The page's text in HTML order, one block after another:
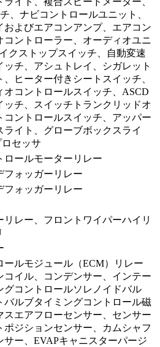
、ナビコントロールユニット、
およびエアコンアンプ、エアコン
コントローラー、オーディオユニ
クストップスイッチ、自動変速
ッチ、アシュトレイ、シガレット
ヒーター付きシートスイッチ、
オコントロールスイッチ、ASCD
ッチ、スイッチトランクリッドオ
コントロールスイッチ、アッパー
ライト、グローブボックスライ
ロセッサ
ロールモーターリレー
フォッガーリレー
フォッガーリレー
リレー、フロントワイパーハイリ
ールモジュール（ECM）リレー
コイル、コンデンサー、インテー
グコントロールソレノイドバル
バルブタイミングコントロール磁
スエアフローセンサー、センサー
ポジションセンサー、カムシャフ
サー、EVAPキャニスターパージ